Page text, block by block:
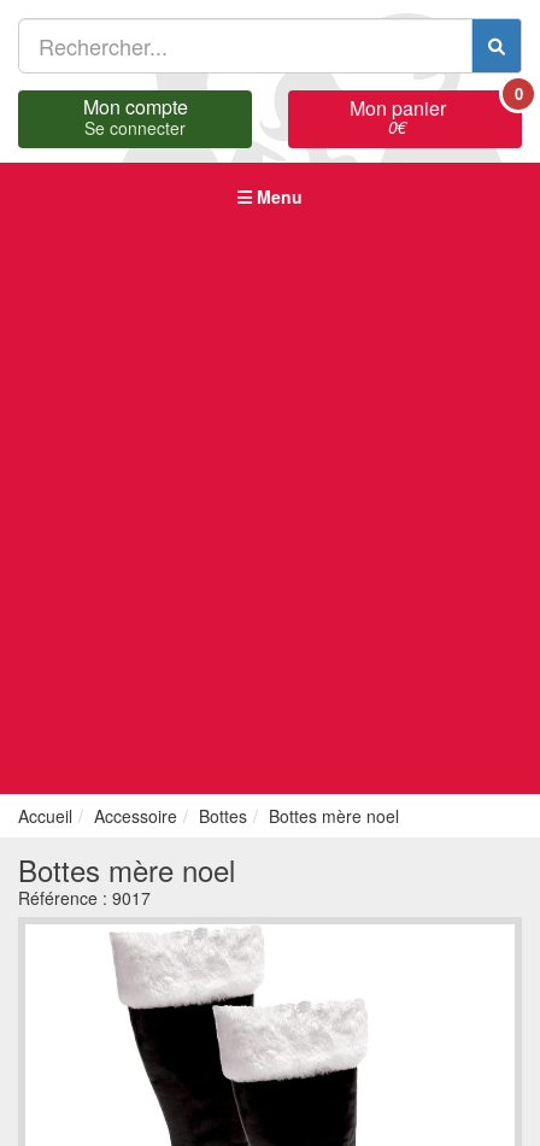
Mon compte
Se connecter
Mon panier
0€
0
Menu
Accueil Accessoire Bottes Bottes mère noel
Bottes mère noel
Référence : 9017